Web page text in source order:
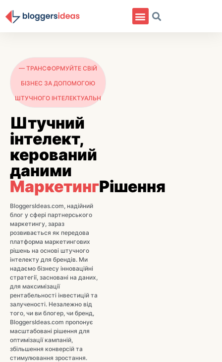
— ТРАНСФОРМУЙТЕ СВІЙ
БІЗНЕС ЗА ДОПОМОГОЮ
ШТУЧНОГО ІНТЕЛЕКТУАЛЬН
Штучний
інтелект,
керований
даними
МаркетингРішення
BloggersIdeas.com, надійний
блог у сфері партнерського
маркетингу, зараз
розвивається як передова
платформа маркетингових
рішень на основі штучного
інтелекту для брендів. Ми
надаємо бізнесу інноваційні
стратегії, засновані на даних,
для максимізації
рентабельності інвестицій та
залученості. Незалежно від
того, чи ви блогер, чи бренд,
BloggersIdeas.com пропонує
масштабовані рішення для
оптимізації кампаній,
збільшення конверсій та
стимулювання зростання.